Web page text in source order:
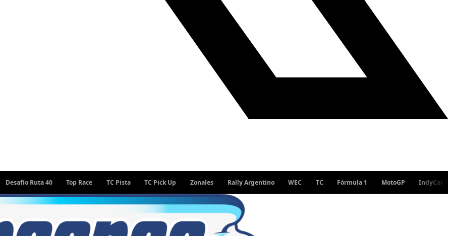
Ruta 40 Top Race TC Pista TC Pick Up Zonales Rally Argentino WEC TC Fórmula 1 MotoGP IndyCar WRC